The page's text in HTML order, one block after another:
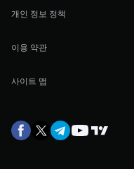
개인 정보 정책
이용 약관
사이트 맵